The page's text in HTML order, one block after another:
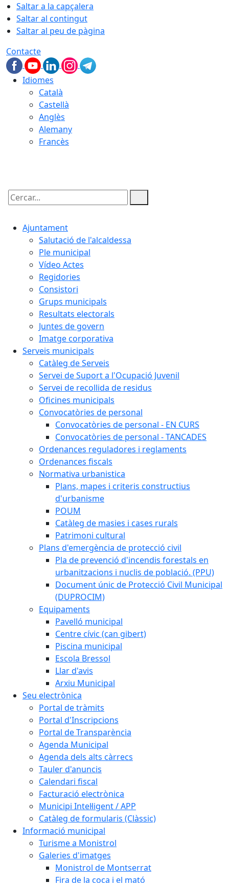
Saltar a la capçalera
Saltar al contingut
Saltar al peu de pàgina
Contacte
Idiomes
Català
Castellà
Anglès
Alemany
Francès
Cercar:
Ajuntament
Salutació de l'alcaldessa
Ple municipal
Vídeo Actes
Regidories
Consistori
Grups municipals
Resultats electorals
Juntes de govern
Imatge corporativa
Serveis municipals
Catàleg de Serveis
Servei de Suport a l'Ocupació Juvenil
Servei de recollida de residus
Oficines municipals
Convocatòries de personal
Convocatòries de personal - EN CURS
Convocatòries de personal - TANCADES
Ordenances reguladores i reglaments
Ordenances fiscals
Normativa urbanistica
Plans, mapes i criteris constructius
d'urbanisme
POUM
Catàleg de masies i cases rurals
Patrimoni cultural
Plans d'emergència de protecció civil
Pla de prevenció d'incendis forestals en
urbanitzacions i nuclis de població. (PPU)
Document únic de Protecció Civil Municipal
(DUPROCIM)
Equipaments
Pavelló municipal
Centre cívic (can gibert)
Piscina municipal
Escola Bressol
Llar d'avis
Arxiu Municipal
Seu electrònica
Portal de tràmits
Portal d'Inscripcions
Portal de Transparència
Agenda Municipal
Agenda dels alts càrrecs
Tauler d'anuncis
Calendari fiscal
Facturació electrònica
Municipi Intel·ligent / APP
Catàleg de formularis (Clàssic)
Informació municipal
Turisme a Monistrol
Galeries d'imatges
Monistrol de Montserrat
Fira de la coca i el mató